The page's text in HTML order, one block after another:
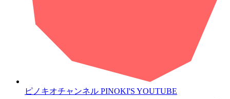
ピノキオチャンネル PINOKI'S YOUTUBE